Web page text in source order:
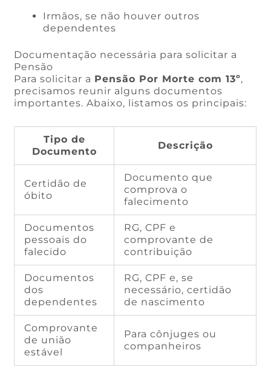
Irmãos, se não houver outros
dependentes
Documentação necessária para solicitar a
Pensão
Para solicitar a Pensão Por Morte com 13º,
precisamos reunir alguns documentos
importantes. Abaixo, listamos os principais:
Tipo de
Documento
Descrição
Certidão de
óbito
Documento que
comprova o
falecimento
Documentos
pessoais do
falecido
RG, CPF e
comprovante de
contribuição
Documentos
dos
dependentes
RG, CPF e, se
necessário, certidão
de nascimento
Comprovante
de união
estável
Para cônjuges ou
companheiros